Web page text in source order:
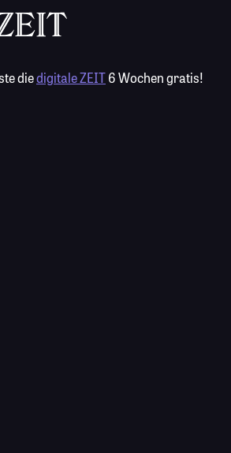
diedigitale ZEIT6 Wochen gratis!